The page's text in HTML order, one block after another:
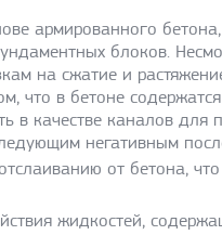
армированного
блоков.
на сжатие и
что в бетоне
в качестве каналов для
негативным
от бетона,
жидкостей,